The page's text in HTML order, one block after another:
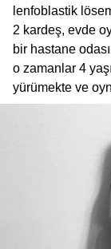
lenfoblastik
2 kardeş, evde
bir hastane
o zamanlar 4
yürümekte ve